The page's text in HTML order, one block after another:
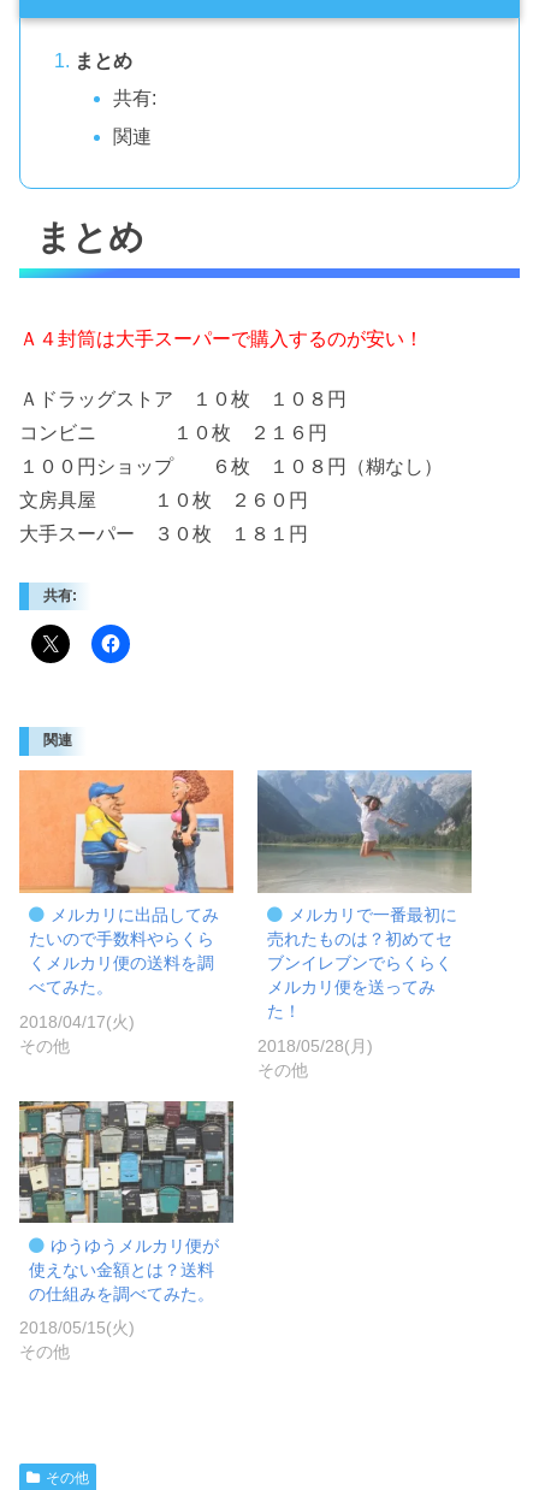
まとめ
共有:
関連
まとめ
Ａ４封筒は大手スーパーで購入するのが安い！
Ａドラッグストア １０枚 １０８円
コンビニ １０枚 ２１６円
１００円ショップ ６枚 １０８円（糊なし）
文房具屋 １０枚 ２６０円
大手スーパー ３０枚 １８１円
共有:
関連
メルカリに出品してみ
たいので手数料やらくら
くメルカリ便の送料を調
べてみた。
2018/04/17(火)
その他
メルカリで一番最初に
売れたものは？初めてセ
ブンイレブンでらくらく
メルカリ便を送ってみ
た！
2018/05/28(月)
その他
ゆうゆうメルカリ便が
使えない金額とは？送料
の仕組みを調べてみた。
2018/05/15(火)
その他
その他